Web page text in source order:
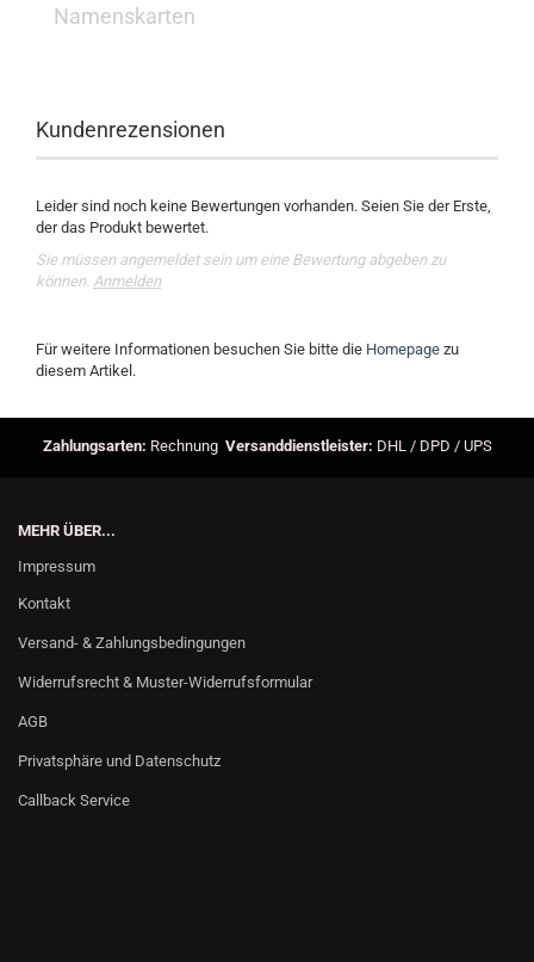
Namenskarten
Kundenrezensionen
Leider sind noch keine Bewertungen vorhanden. Seien Sie der Erste,
der das Produkt bewertet.
Sie müssen angemeldet sein um eine Bewertung abgeben zu
können. Anmelden
Für weitere Informationen besuchen Sie bitte die Homepage zu
diesem Artikel.
Zahlungsarten: Rechnung Versanddienstleister: DHL / DPD / UPS
MEHR ÜBER...
Impressum
Kontakt
Versand- & Zahlungsbedingungen
Widerrufsrecht & Muster-Widerrufsformular
AGB
Privatsphäre und Datenschutz
Callback Service